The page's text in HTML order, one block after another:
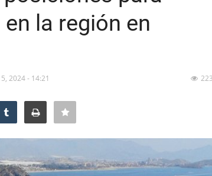
la región en
2024 - 14:21 223